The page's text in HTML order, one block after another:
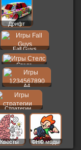
Дрифт
Fall Guys
Стелс
A4
Стратегии
Квесты ФНФ моды